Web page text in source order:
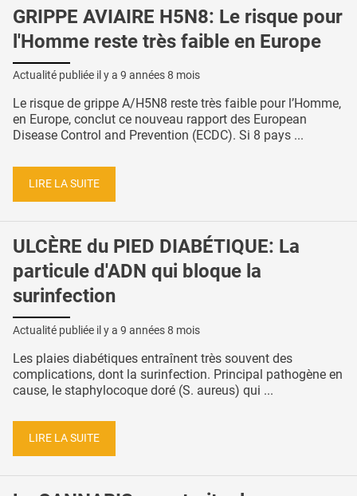
GRIPPE AVIAIRE H5N8: Le risque pour
l'Homme reste très faible en Europe
Actualité publiée il y a 9 années 8 mois
Le risque de grippe A/H5N8 reste très faible pour l’Homme,
en Europe, conclut ce nouveau rapport des European
Disease Control and Prevention (ECDC). Si 8 pays ...
LIRE LA SUITE
ULCÈRE du PIED DIABÉTIQUE: La
particule d'ADN qui bloque la
surinfection
Actualité publiée il y a 9 années 8 mois
Les plaies diabétiques entraînent très souvent des
complications, dont la surinfection. Principal pathogène en
cause, le staphylocoque doré (S. aureus) qui ...
LIRE LA SUITE